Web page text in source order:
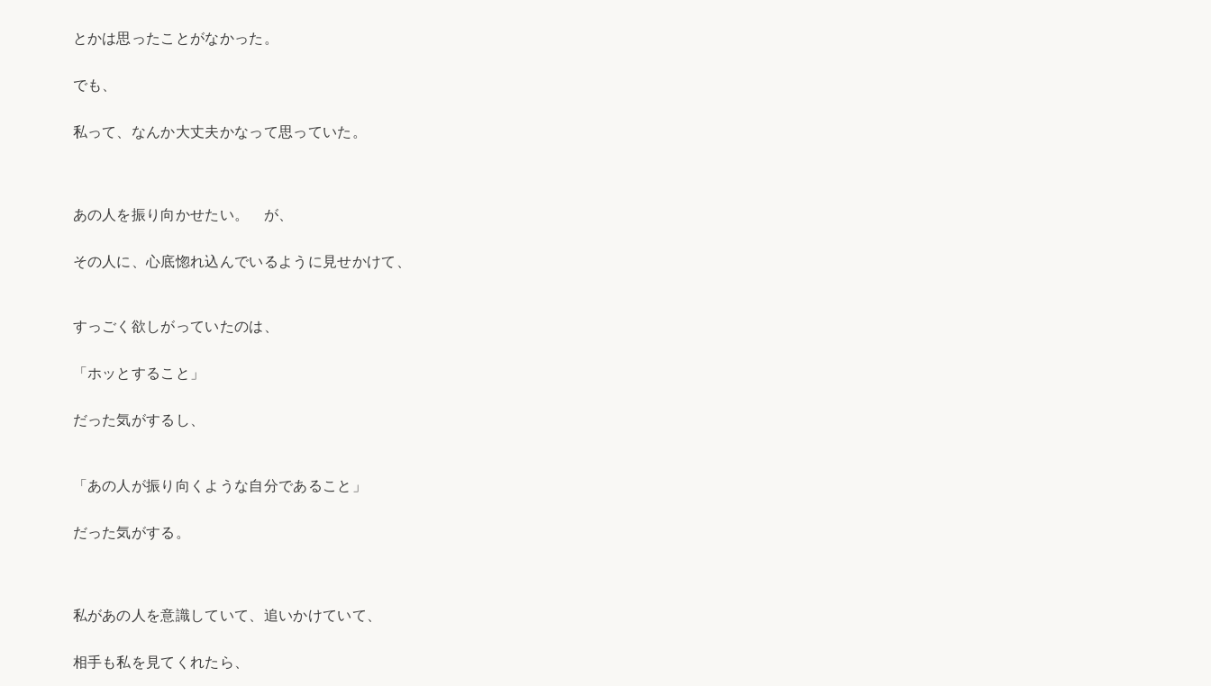
とかは思ったことがなかった。
でも、
私って、なんか大丈夫かなって思っていた。
あの人を振り向かせたい。 が、
その人に、心底惚れ込んでいるように見せかけて、
すっごく欲しがっていたのは、
「ホッとすること」
だった気がするし、
「あの人が振り向くような自分であること」
だった気がする。
私があの人を意識していて、追いかけていて、
相手も私を見てくれたら、